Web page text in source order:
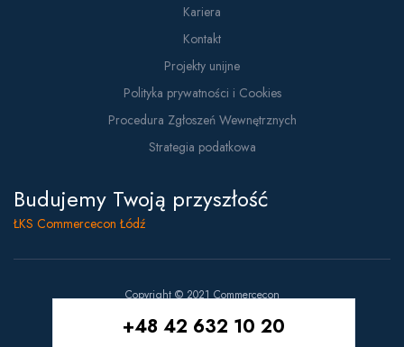
+48 42 632 10 20
Kariera
Kontakt
Projekty unijne
Polityka prywatności i Cookies
Procedura Zgłoszeń Wewnętrznych
Strategia podatkowa
Budujemy Twoją przyszłość
ŁKS Commercecon Łódź
Copyright © 2021 Commercecon